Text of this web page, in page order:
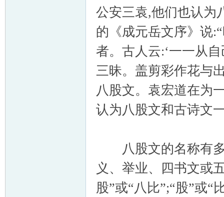
公安三袁,他们也认为
的《成元岳文序》说
者。古人云:‘一一从
三昧。盖剪彩作花与
八股文。袁宏道在为
认为八股文和古诗文
八股文的名称有多
义、举业、四书文或
股”或“八比”;“股”或“